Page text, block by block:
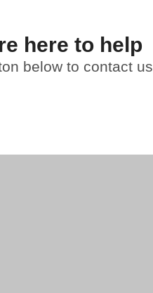
here to help
below to contact us